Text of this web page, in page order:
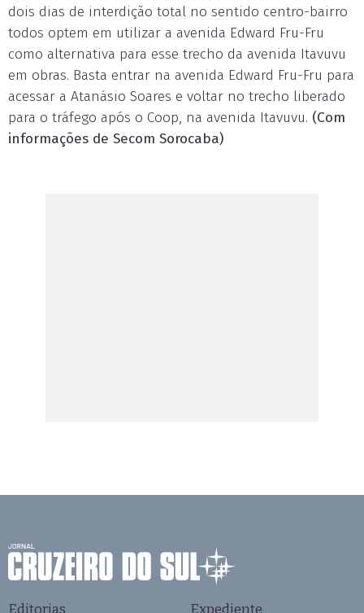
dois dias de interdição total no sentido centro-bairro
todos optem em utilizar a avenida Edward Fru-Fru
como alternativa para esse trecho da avenida Itavuvu
em obras. Basta entrar na avenida Edward Fru-Fru para
acessar a Atanásio Soares e voltar no trecho liberado
para o tráfego após o Coop, na avenida Itavuvu. (Com
informações de Secom Sorocaba)
Editorias Expediente